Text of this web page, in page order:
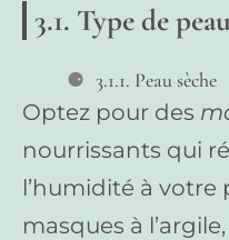
3.1. Type de
3.1.1. Peau sèche
Optez pour des
nourrissants qui
l’humidité à votre
masques à